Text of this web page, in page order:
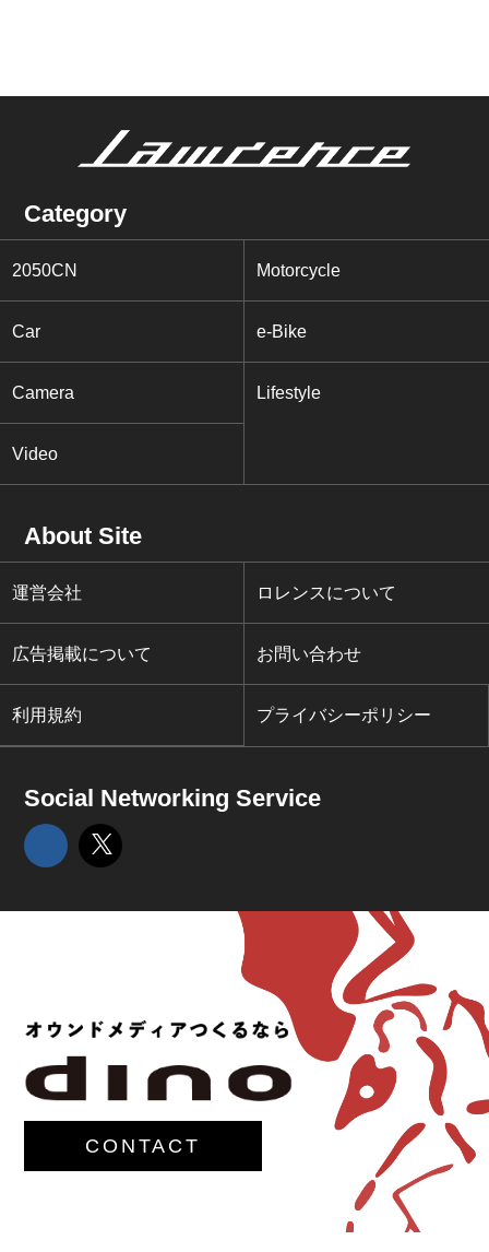
Category
2050CN Motorcycle
Car e-Bike
Camera Lifestyle
Video
About Site
運営会社 ロレンスについて
広告掲載について お問い合わせ
利用規約 プライバシーポリシー
Social Networking Service
CONTACT